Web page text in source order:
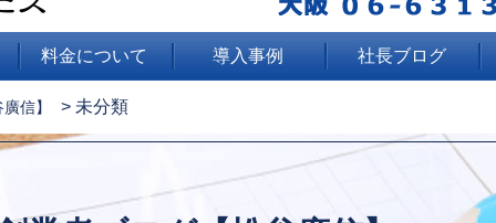
料金について 導入事例 社長ブログ
信】 > 未分類